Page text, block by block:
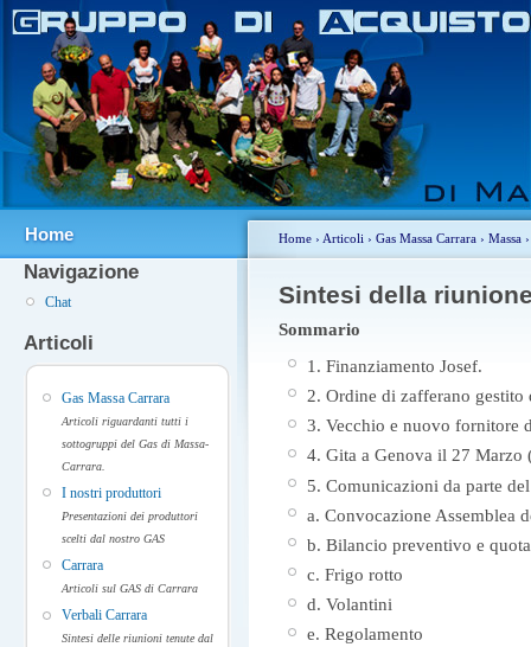
Home
Navigazione
Chat
Articoli
Gas Massa Carrara
Articoli riguardanti tutti i
sottogruppi del Gas di Massa-
Carrara.
I nostri produttori
Presentazioni dei produttori
scelti dal nostro GAS
Carrara
Articoli sul GAS di Carrara
Verbali Carrara
Sintesi delle riunioni tenute dal
Home › Articoli › Gas Massa Carrara › Massa
Sintesi della
Sommario
1. Finanziamento Josef.
2. Ordine di zafferano
3. Vecchio e nuovo fornitore
4. Gita a Genova il 27 Marzo
5. Comunicazioni da parte
a. Convocazione Assemblea
b. Bilancio preventivo e
c. Frigo rotto
d. Volantini
e. Regolamento